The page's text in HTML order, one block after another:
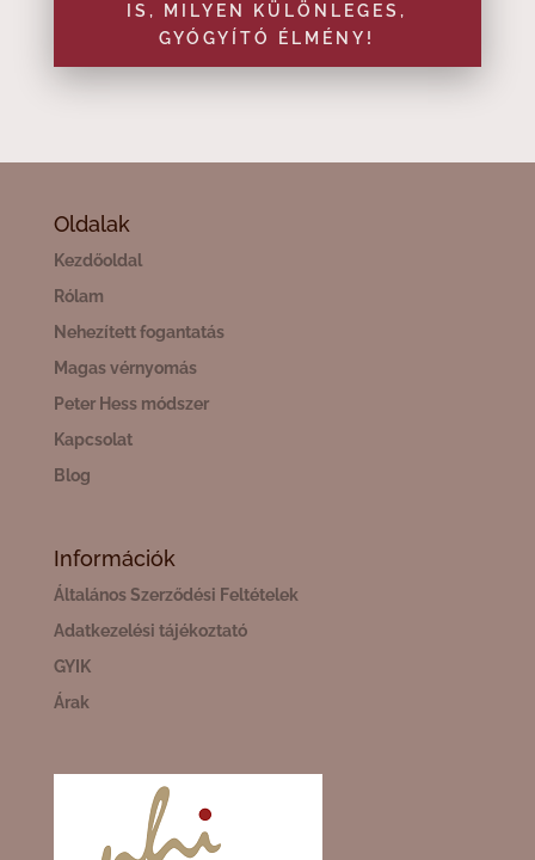
IS, MILYEN KÜLÖNLEGES,
GYÓGYÍTÓ ÉLMÉNY!
Oldalak
Kezdőoldal
Rólam
Nehezített fogantatás
Magas vérnyomás
Peter Hess módszer
Kapcsolat
Blog
Információk
Általános Szerződési Feltételek
Adatkezelési tájékoztató
GYIK
Árak